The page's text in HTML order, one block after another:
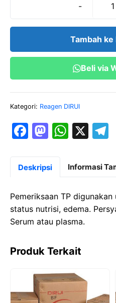
-
Tambah
Beli via
Kategori: Reagen DIRUI
F
c
b
o
o
k
M
st
d
o
n
W
at
s
A
p
p
X
Deskripsi Informasi
Pemeriksaan TP
status nutrisi, edema.
Serum atau plasma.
Produk Terkait